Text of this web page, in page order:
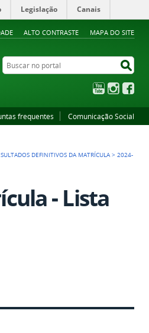
ALTO CONTRASTE MAPA DO SITE
Legislação Canais
Buscar no portal
YouTubeInstagram
frequentes Comunicação Social
DEFINITIVOS DA MATRÍCULA >2024-
- Lista